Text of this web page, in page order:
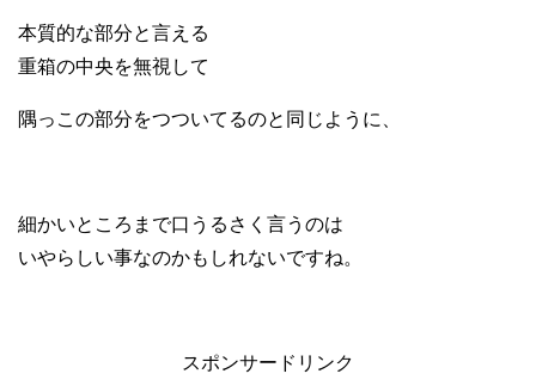
本質的な部分と言える
重箱の中央を無視して
隅っこの部分をつついてるのと同じように、
細かいところまで口うるさく言うのは
いやらしい事なのかもしれないですね。
スポンサードリンク